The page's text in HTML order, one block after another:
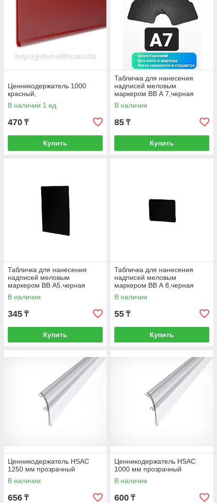
Ценникодержатель 1000
красный,
В наличии 1 ед.
470 ₸
Купить
Табличка для нанесения
надписей меловым
маркером ВВ А 7,черная
(101044)
В наличии
85 ₸
Купить
Табличка для нанесения
надписей меловым
маркером ВВ А5,черная
В наличии
345 ₸
Купить
Табличка для нанесения
надписей меловым
маркером ВВ А 8,черная
(101045)
В наличии
55 ₸
Купить
Ценникодержатель HSAC
1250 мм прозрачный
В наличии
656 ₸
Ценникодержатель HSAC
1000 мм прозрачный
В наличии
600 ₸